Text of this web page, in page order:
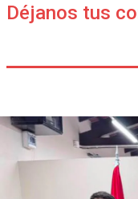
Déjanos tus